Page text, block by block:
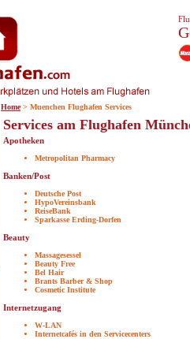
Services am Flughafen
Apotheken
Metropolitan Pharmacy
Banken/Post
Deutsche Post
HypoVereinsbank
ReiseBank
Sparkasse Erding-Dorfen
Beauty
Massagesessel
Beauty Free
Bel Hair
Brants Barber & Shop
Cosmetic Institute
Internetzugang
W-LAN
Internetcafés in den Servicecenters
Home > Muenchen Flughafen Services